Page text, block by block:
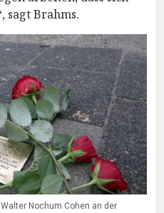
sagt Brahms.
Nochum Cohen an der